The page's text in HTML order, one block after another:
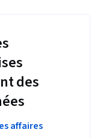
des
affaires